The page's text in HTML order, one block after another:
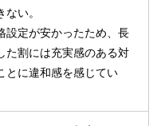
ない。
設定が安かったため、長
た割には充実感のある対
とに違和感を感じてい